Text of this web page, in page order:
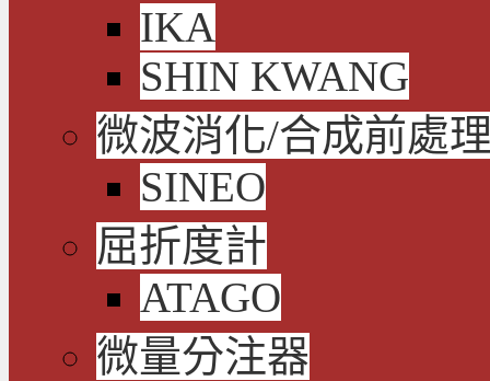
IKA
SHIN KWANG
微波消化/合成前處
SINEO
屈折度計
ATAGO
微量分注器